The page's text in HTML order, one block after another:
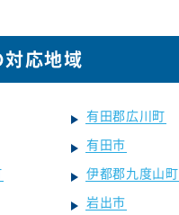
応地域
有田郡広川町
有田市
伊都郡九度山町
岩出市